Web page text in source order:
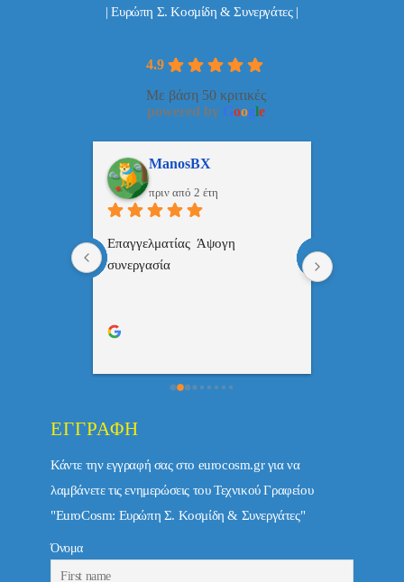
| Ευρώπη Σ. Κοσμίδη & Συνεργάτες |
4.9
Με βάση 50 κριτικές
powered by Google
ManosBX
πριν από 2 έτη
Επαγγελματίας  Άψογη
συνεργασία
ΕΓΓΡΑΦΉ
Κάντε την εγγραφή σας στο eurocosm.gr για να
λαμβάνετε τις ενημερώσεις του Τεχνικού Γραφείου
"EuroCosm: Ευρώπη Σ. Κοσμίδη & Συνεργάτες"
Όνομα